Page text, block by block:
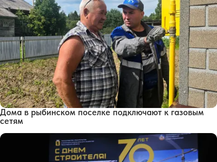
Дома в рыбинском поселке подключают к газовым
сетям